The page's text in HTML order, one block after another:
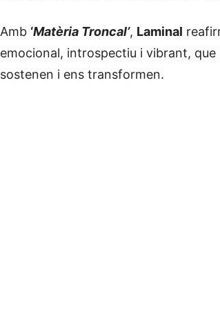
Amb ‘Matèria Troncal’, Laminal
emocional, introspectiu i vibrant,
sostenen i ens transformen.